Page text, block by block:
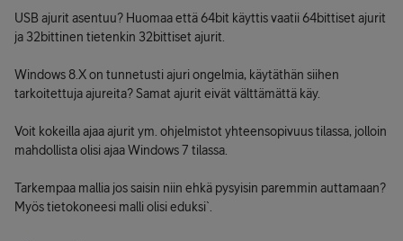
USB ajurit asentuu? Huomaa että 64bit käyttis vaatii 64bittiset ajurit
ja 32bittinen tietenkin 32bittiset ajurit.
Windows 8.X on tunnetusti ajuri ongelmia, käytäthän siihen
tarkoitettuja ajureita? Samat ajurit eivät välttämättä käy.
Voit kokeilla ajaa ajurit ym. ohjelmistot yhteensopivuus tilassa, jolloin
mahdollista olisi ajaa Windows 7 tilassa.
Tarkempaa mallia jos saisin niin ehkä pysyisin paremmin auttamaan?
Myös tietokoneesi malli olisi eduksi`.